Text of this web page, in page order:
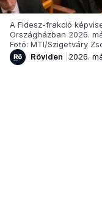
A Fidesz-frakció
Országházban 2026.
Fotó: MTI/Szigetváry
Röviden
2026.